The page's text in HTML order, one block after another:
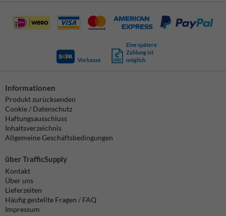
Vorkasse
Eine spätere
Zahlung ist
möglich
Informationen
Produkt zurücksenden
Cookie / Datenschutz
Haftungsausschluss
Inhaltsverzeichnis
Allgemeine Geschäftsbedingungen
über TrafficSupply
Kontakt
Über uns
Lieferzeiten
Häufig gestellte Fragen / FAQ
Impressum